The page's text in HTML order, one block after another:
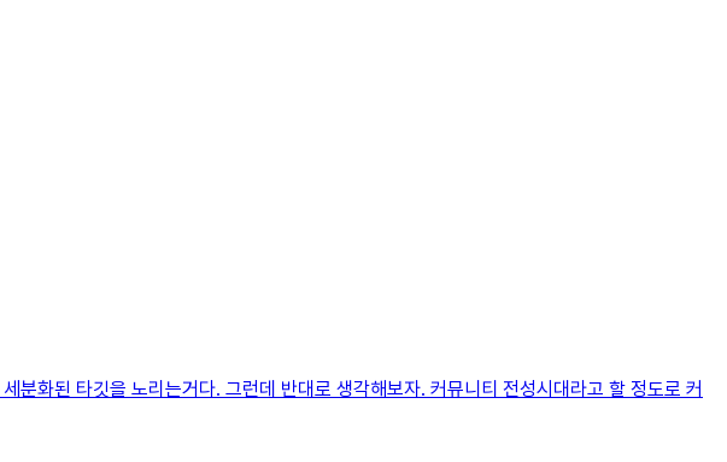
화된 타깃을 노리는거다. 그런데 반대로 생각해보자. 커뮤니티 전성시대라고 할 정도로 커